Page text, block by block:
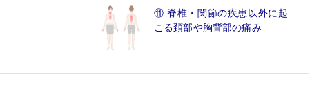
⑪ 脊椎・関節の疾患以外に起
こる頚部や胸背部の痛み